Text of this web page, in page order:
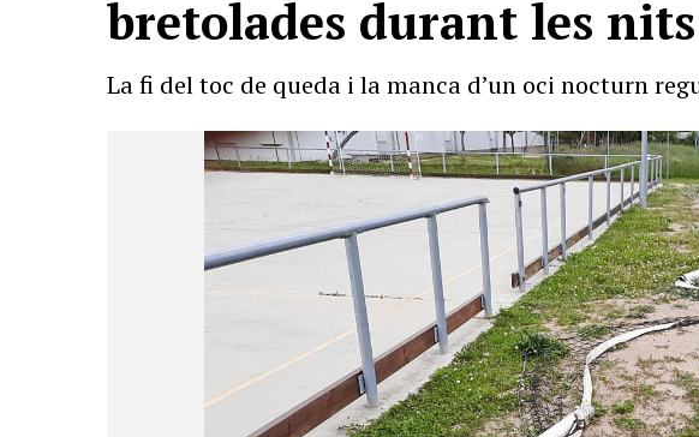
bretolades durant les
La fi del toc de queda i la manca d’un oci nocturn